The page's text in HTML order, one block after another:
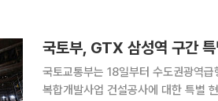
국토부, GTX 삼성역 구간
국토교통부는 18일부터 수도권광역
복합개발사업 건설공사에 대한 특별 현장점검을 시작